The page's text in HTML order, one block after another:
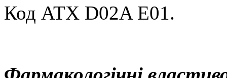
Код ATХ D02A E01.